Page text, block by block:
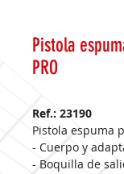
Pistola
PRO
Ref.: 23190
Pistola espuma
- Cuerpo y
- Boquilla de